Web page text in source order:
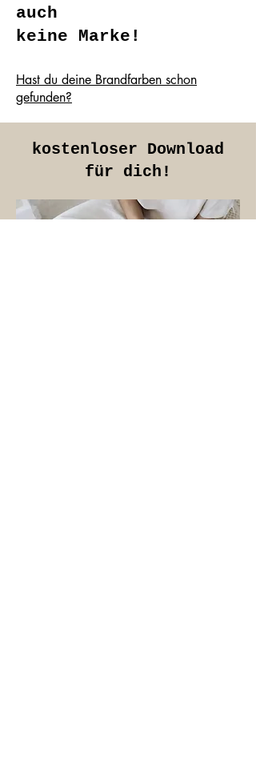
auch
keine Marke!
Hast du deine Brandfarben schon
gefunden?
kostenloser Download
für dich!